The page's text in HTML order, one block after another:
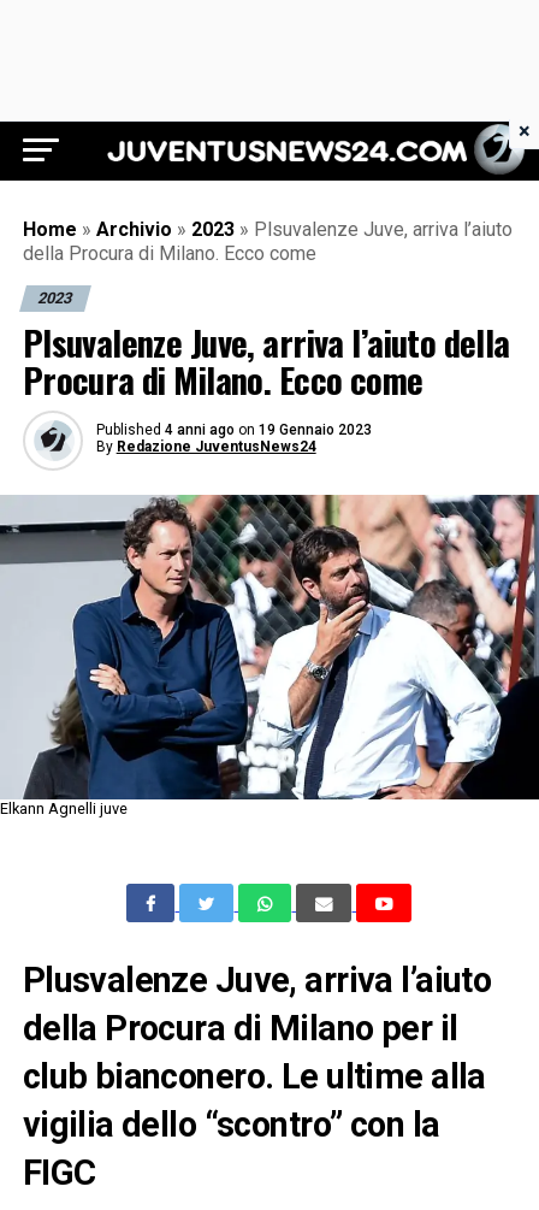
Juventus News 24
Home » Archivio » 2023 » Plsuvalenze Juve, arriva l’aiuto
della Procura di Milano. Ecco come
2023
Plsuvalenze Juve, arriva l’aiuto della
Procura di Milano. Ecco come
Published 4 anni ago on 19 Gennaio 2023
By Redazione JuventusNews24
Elkann Agnelli juve
Plusvalenze Juve, arriva l’aiuto
della Procura di Milano per il
club bianconero. Le ultime alla
vigilia dello “scontro” con la
FIGC
×